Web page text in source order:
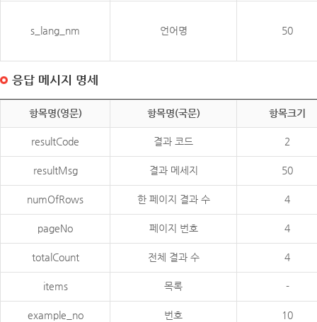
s_lang_nm 언어명 50
응답 메시지 명세
항목명(영문) 항목명(국문) 항목크기
resultCode 결과 코드 2
resultMsg 결과 메세지 50
numOfRows 한 페이지 결과 수 4
pageNo 페이지 번호 4
totalCount 전체 결과 수 4
items 목록 -
example_no 번호 10